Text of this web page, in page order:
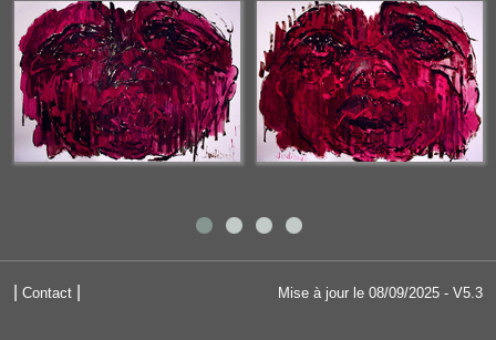
Contact Mise à jour le 08/09/2025 - V5.3